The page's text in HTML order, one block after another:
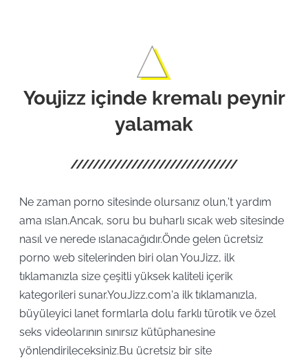
Youjizz içinde kremalı peynir
yalamak
Ne zaman porno sitesinde olursanız olun,'t yardım
ama ıslan.Ancak, soru bu buharlı sıcak web sitesinde
nasıl ve nerede ıslanacağıdır.Önde gelen ücretsiz
porno web sitelerinden biri olan YouJizz, ilk
tıklamanızla size çeşitli yüksek kaliteli içerik
kategorileri sunar.YouJizz.com'a ilk tıklamanızla,
büyüleyici lanet formlarla dolu farklı türotik ve özel
seks videolarının sınırsız kütüphanesine
yönlendirileceksiniz.Bu ücretsiz bir site